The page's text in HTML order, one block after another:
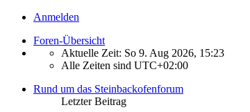
Anmelden
Foren-Übersicht
Aktuelle Zeit: So 9. Aug 2026, 15:23
Alle Zeiten sind UTC+02:00
Rund um das Steinbackofenforum
Letzter Beitrag